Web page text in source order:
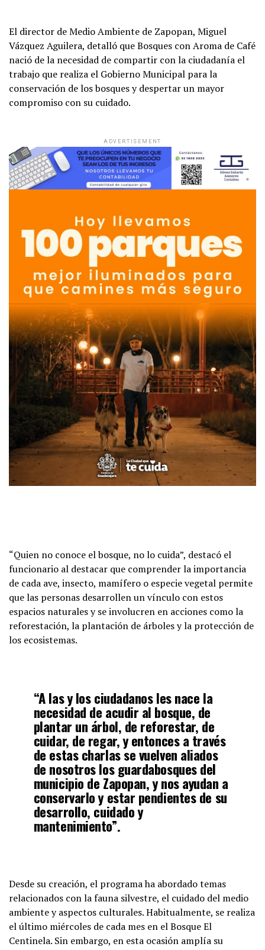
El director de Medio Ambiente de Zapopan, Miguel
Vázquez Aguilera, detalló que Bosques con Aroma de Café
nació de la necesidad de compartir con la ciudadanía el
trabajo que realiza el Gobierno Municipal para la
conservación de los bosques y despertar un mayor
compromiso con su cuidado.
ADVERTISEMENT
“Quien no conoce el bosque, no lo cuida”, destacó el
funcionario al destacar que comprender la importancia
de cada ave, insecto, mamífero o especie vegetal permite
que las personas desarrollen un vínculo con estos
espacios naturales y se involucren en acciones como la
reforestación, la plantación de árboles y la protección de
los ecosistemas.
“A las y los ciudadanos les nace la
necesidad de acudir al bosque, de
plantar un árbol, de reforestar, de
cuidar, de regar, y entonces a través
de estas charlas se vuelven aliados
de nosotros los guardabosques del
municipio de Zapopan, y nos ayudan a
conservarlo y estar pendientes de su
desarrollo, cuidado y
mantenimiento”.
Desde su creación, el programa ha abordado temas
relacionados con la fauna silvestre, el cuidado del medio
ambiente y aspectos culturales. Habitualmente, se realiza
el último miércoles de cada mes en el Bosque El
Centinela. Sin embargo, en esta ocasión amplía su